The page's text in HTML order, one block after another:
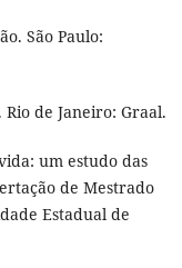
São Paulo:
de Janeiro: Graal.
um estudo das
de Mestrado
Estadual de